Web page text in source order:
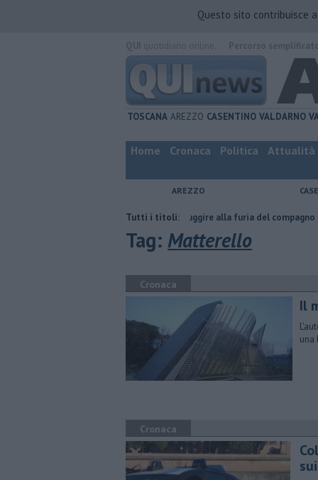
Questo sito contribuisce
TOSCANA AREZZO CASENTINO VALDARNO
Home Cronaca Politica Attualità
AREZZO
Tutti i titoli:
Nascosta in un bar per sfuggire alla furia del compagno ​Tutte
Tag: Matterello
Cronaca
Il
una
Cronaca